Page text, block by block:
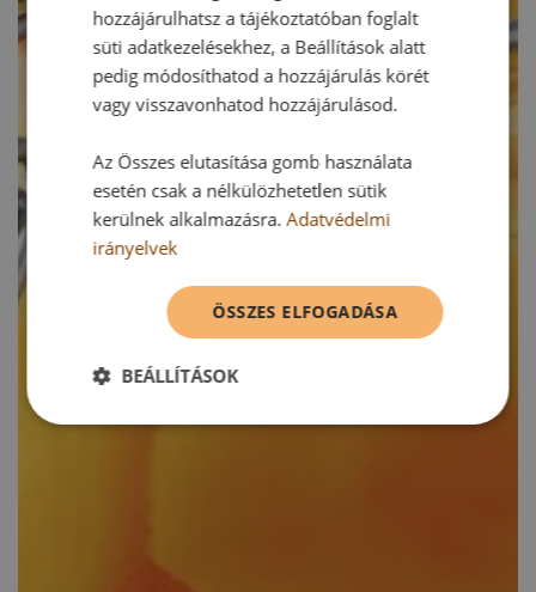
hozzájárulhatsz a tájékoztatóban foglalt
süti adatkezelésekhez, a Beállítások alatt
pedig módosíthatod a hozzájárulás körét
vagy visszavonhatod hozzájárulásod.
Az Összes elutasítása gomb használata
esetén csak a nélkülözhetetlen sütik
kerülnek alkalmazásra.Adatvédelmi
irányelvek
ÖSSZES ELFOGADÁSA
BEÁLLÍTÁSOK